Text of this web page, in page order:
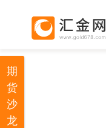
期
货
沙
龙